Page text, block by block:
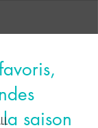
saison